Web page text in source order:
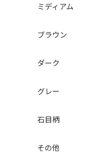
ミディアム
ブラウン
ダーク
グレー
石目柄
その他